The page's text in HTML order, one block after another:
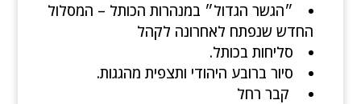
״הגשר הגדול״ במנהרות הכותל – המסלול
החדש שנפתח לאחרונה לקהל
סליחות בכותל.
סיור ברובע היהודי ותצפית מהגגות.
קבר רחל